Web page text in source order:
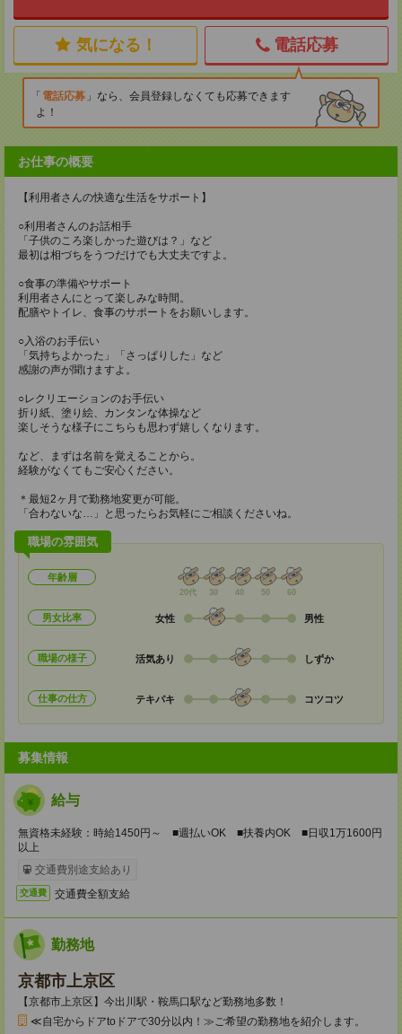
気になる！ 電話応募
電話応募
なら、会員登録しなくても応募できます
よ！
お仕事の概要
【利用者さんの快適な生活をサポート】
○利用者さんのお話相手
「子供のころ楽しかった遊びは？」など
最初は相づちをうつだけでも大丈夫ですよ。
○食事の準備やサポート
利用者さんにとって楽しみな時間。
配膳やトイレ、食事のサポートをお願いします。
○入浴のお手伝い
「気持ちよかった」「さっぱりした」など
感謝の声が聞けますよ。
○レクリエーションのお手伝い
折り紙、塗り絵、カンタンな体操など
楽しそうな様子にこちらも思わず嬉しくなります。
など、まずは名前を覚えることから。
経験がなくてもご安心ください。
＊最短2ヶ月で勤務地変更が可能。
「合わないな…」と思ったらお気軽にご相談くださいね。
職場の雰囲気
年齢層
20代 30 40 50 60
男女比率 女性 男性
職場の様子 活気あり しずか
仕事の仕方 テキパキ コツコツ
募集情報
給与
無資格未経験：時給1450円～ ■週払いOK ■扶養内OK ■日収1万1600円
以上
交通費別途支給あり
交通費 交通費全額支給
勤務地
京都市上京区
【京都市上京区】今出川駅・鞍馬口駅など勤務地多数！
≪自宅からドアtoドアで30分以内！≫ご希望の勤務地を紹介します。